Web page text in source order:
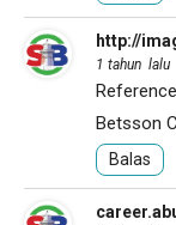
http://
1 tahun lalu
Betsson
Balas